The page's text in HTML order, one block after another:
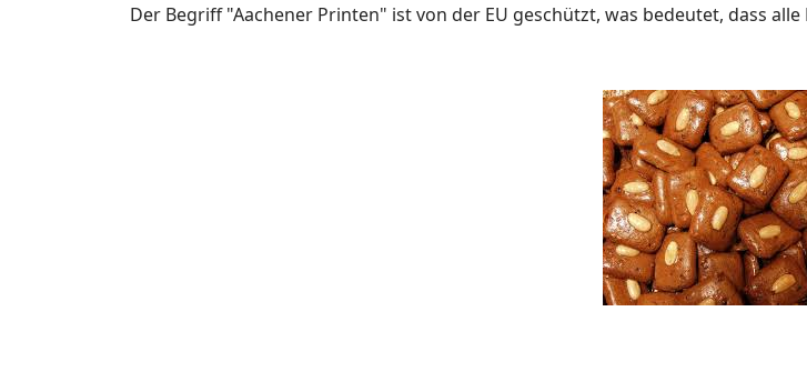
Der Begriff "Aachener Printen" ist von der EU geschützt, was bedeutet, dass